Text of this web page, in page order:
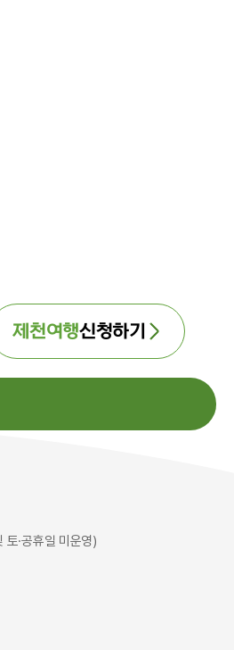
제천여행신청하기
·공휴일 미운영)